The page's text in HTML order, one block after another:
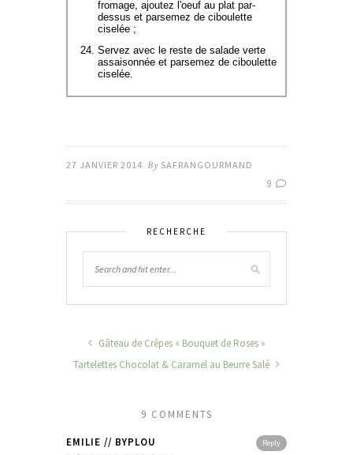
fromage, ajoutez l'oeuf au plat par-
dessus et parsemez de ciboulette
ciselée ;
Servez avec le reste de salade verte
assaisonnée et parsemez de ciboulette
ciselée.
27 JANVIER 2014 By SAFRANGOURMAND
9
RECHERCHE
Gâteau de Crêpes « Bouquet de Roses »
Tartelettes Chocolat & Caramel au Beurre Salé
9 COMMENTS
Reply
EMILIE // BYPLOU